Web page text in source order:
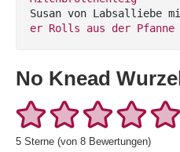
Susan von Labsalliebe
er Rolls aus der Pfanne
No Knead
5 Sterne (von 8 Bewertungen)